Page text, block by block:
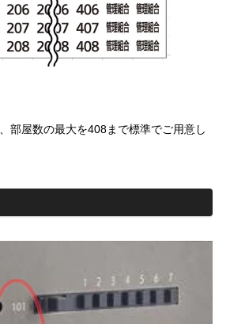
部屋数の最大を408まで標準でご用意し